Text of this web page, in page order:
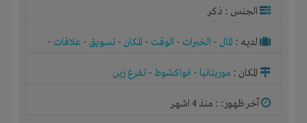
الجنس : ذكر
لديـه : المال - الخبرات - الوقت - المكان - تسويق - علاقات -
المكان : موريتانيا - انواكشوط- تفرغ زين
آخر ظهور: : منذ 4 اشهر